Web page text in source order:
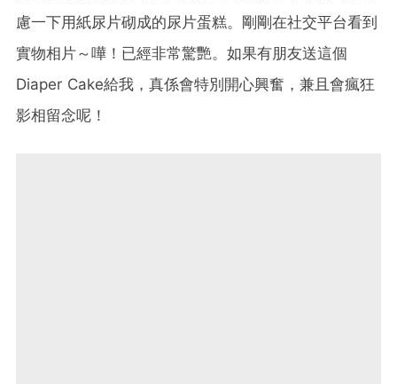
慮一下用紙尿片砌成的尿片蛋糕。剛剛在社交平台看到
實物相片～嘩！已經非常驚艷。如果有朋友送這個
Diaper Cake給我，真係會特別開心興奮，兼且會瘋狂
影相留念呢！